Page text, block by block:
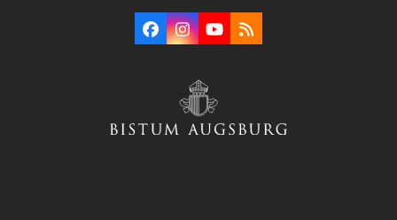
Facebook
Instagram
YouTube
RSS